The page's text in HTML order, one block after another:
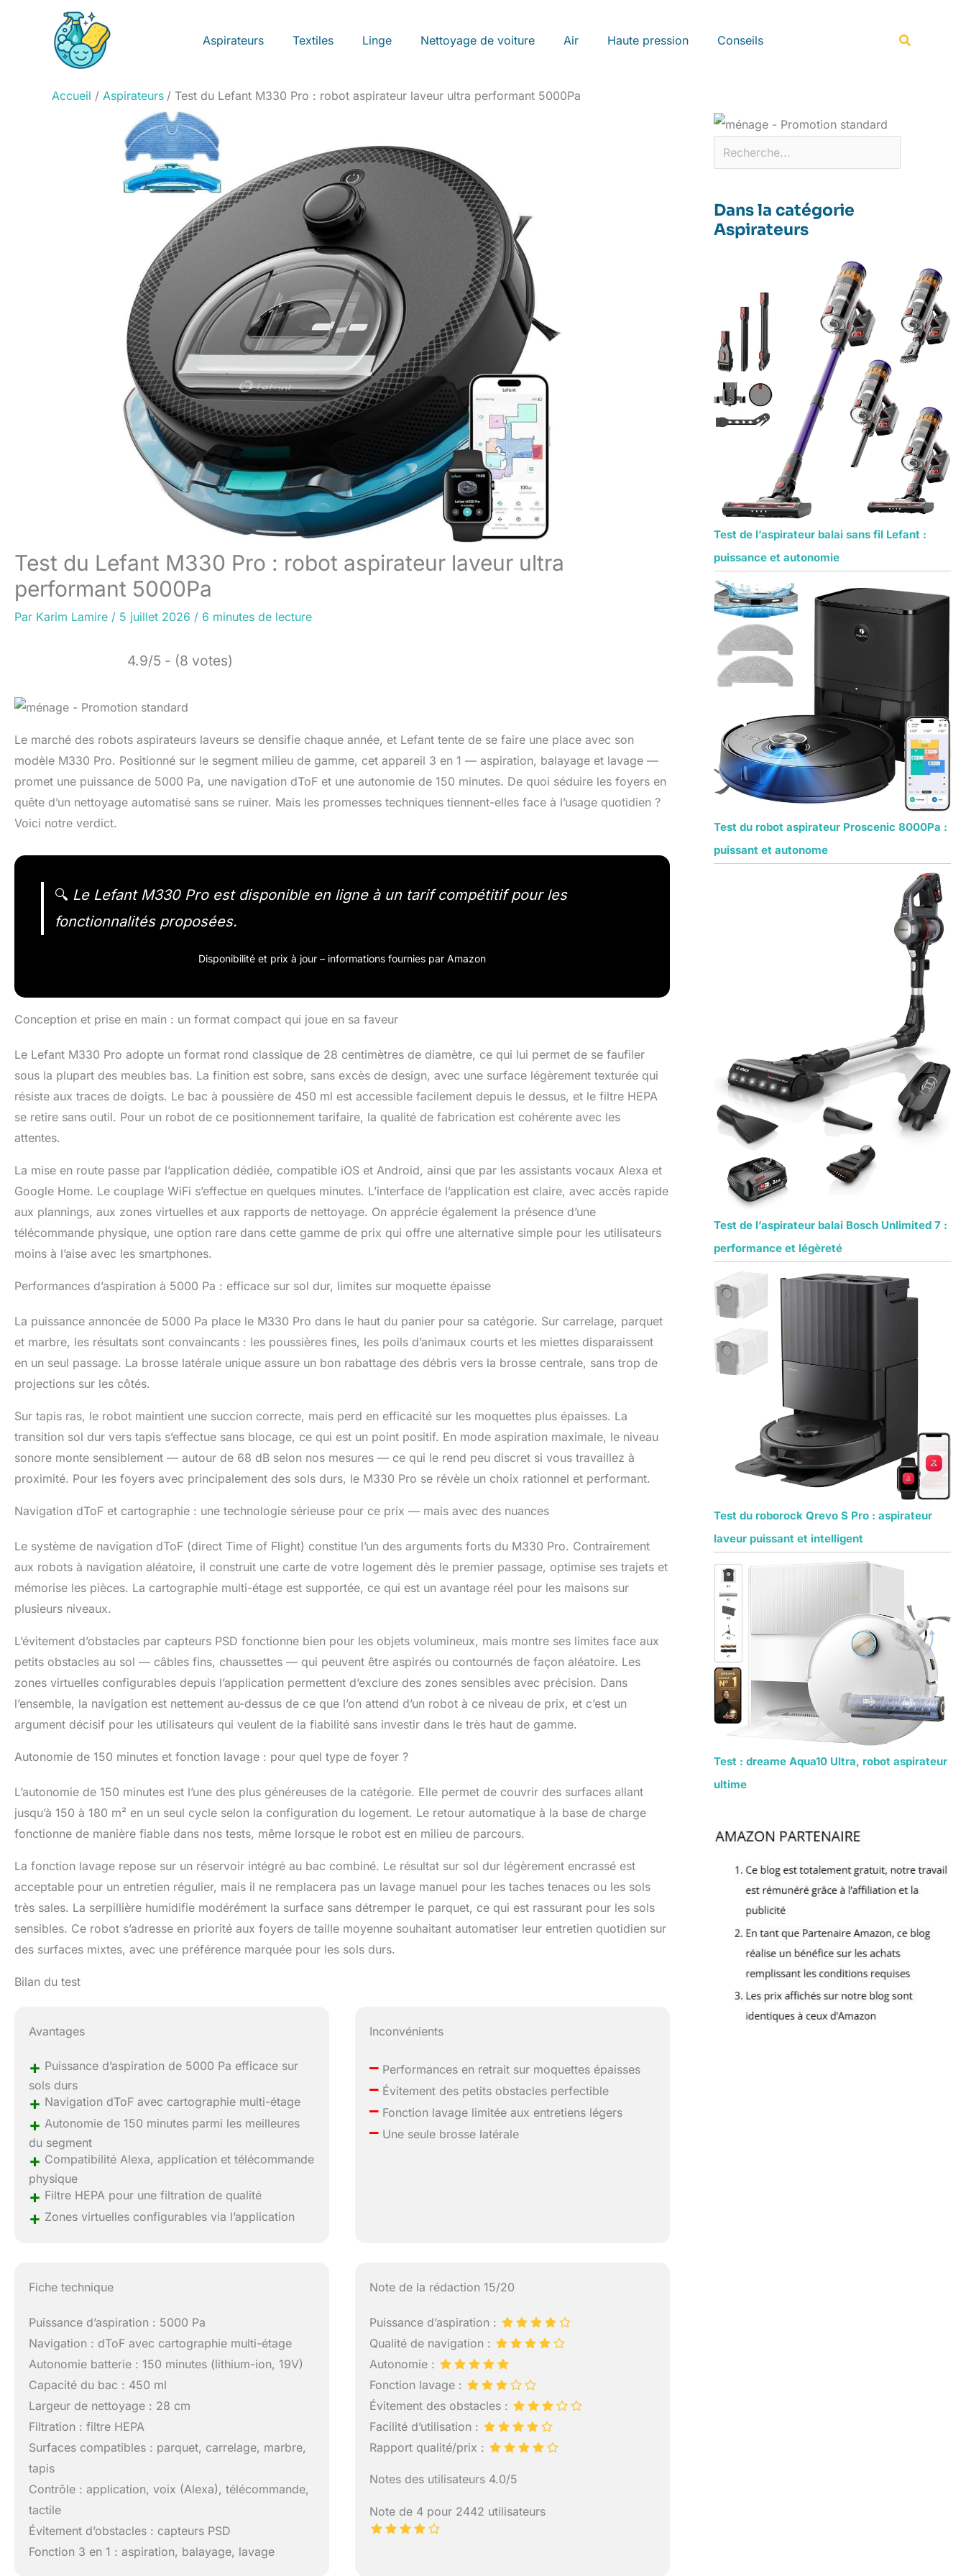
Aspirateurs Textiles Linge Nettoyage de voiture Air Haute pression Conseils
Accueil Aspirateurs Test du Lefant M330 Pro : robot aspirateur laveur ultra performant 5000Pa
Test du Lefant M330 Pro : robot aspirateur laveur ultra
performant 5000Pa
Par Karim Lamire / 5 juillet 2026 / 6 minutes de lecture
4.9/5 - (8 votes)
Le marché des robots aspirateurs laveurs se densifie chaque année, et Lefant tente de se faire une place avec son
modèle M330 Pro. Positionné sur le segment milieu de gamme, cet appareil 3 en 1 — aspiration, balayage et lavage —
promet une puissance de 5000 Pa, une navigation dToF et une autonomie de 150 minutes. De quoi séduire les foyers en
quête d’un nettoyage automatisé sans se ruiner. Mais les promesses techniques tiennent-elles face à l’usage quotidien ?
Voici notre verdict.
🔍 Le Lefant M330 Pro est disponible en ligne à un tarif compétitif pour les
fonctionnalités proposées.
Disponibilité et prix à jour – informations fournies par Amazon
Conception et prise en main : un format compact qui joue en sa faveur
Le Lefant M330 Pro adopte un format rond classique de 28 centimètres de diamètre, ce qui lui permet de se faufiler
sous la plupart des meubles bas. La finition est sobre, sans excès de design, avec une surface légèrement texturée qui
résiste aux traces de doigts. Le bac à poussière de 450 ml est accessible facilement depuis le dessus, et le filtre HEPA
se retire sans outil. Pour un robot de ce positionnement tarifaire, la qualité de fabrication est cohérente avec les
attentes.
La mise en route passe par l’application dédiée, compatible iOS et Android, ainsi que par les assistants vocaux Alexa et
Google Home. Le couplage WiFi s’effectue en quelques minutes. L’interface de l’application est claire, avec accès rapide
aux plannings, aux zones virtuelles et aux rapports de nettoyage. On apprécie également la présence d’une
télécommande physique, une option rare dans cette gamme de prix qui offre une alternative simple pour les utilisateurs
moins à l’aise avec les smartphones.
Performances d’aspiration à 5000 Pa : efficace sur sol dur, limites sur moquette épaisse
La puissance annoncée de 5000 Pa place le M330 Pro dans le haut du panier pour sa catégorie. Sur carrelage, parquet
et marbre, les résultats sont convaincants : les poussières fines, les poils d’animaux courts et les miettes disparaissent
en un seul passage. La brosse latérale unique assure un bon rabattage des débris vers la brosse centrale, sans trop de
projections sur les côtés.
Sur tapis ras, le robot maintient une succion correcte, mais perd en efficacité sur les moquettes plus épaisses. La
transition sol dur vers tapis s’effectue sans blocage, ce qui est un point positif. En mode aspiration maximale, le niveau
sonore monte sensiblement — autour de 68 dB selon nos mesures — ce qui le rend peu discret si vous travaillez à
proximité. Pour les foyers avec principalement des sols durs, le M330 Pro se révèle un choix rationnel et performant.
Navigation dToF et cartographie : une technologie sérieuse pour ce prix — mais avec des nuances
Le système de navigation dToF (direct Time of Flight) constitue l’un des arguments forts du M330 Pro. Contrairement
aux robots à navigation aléatoire, il construit une carte de votre logement dès le premier passage, optimise ses trajets et
mémorise les pièces. La cartographie multi-étage est supportée, ce qui est un avantage réel pour les maisons sur
plusieurs niveaux.
L’évitement d’obstacles par capteurs PSD fonctionne bien pour les objets volumineux, mais montre ses limites face aux
petits obstacles au sol — câbles fins, chaussettes — qui peuvent être aspirés ou contournés de façon aléatoire. Les
zones virtuelles configurables depuis l’application permettent d’exclure des zones sensibles avec précision. Dans
l’ensemble, la navigation est nettement au-dessus de ce que l’on attend d’un robot à ce niveau de prix, et c’est un
argument décisif pour les utilisateurs qui veulent de la fiabilité sans investir dans le très haut de gamme.
Autonomie de 150 minutes et fonction lavage : pour quel type de foyer ?
L’autonomie de 150 minutes est l’une des plus généreuses de la catégorie. Elle permet de couvrir des surfaces allant
jusqu’à 150 à 180 m² en un seul cycle selon la configuration du logement. Le retour automatique à la base de charge
fonctionne de manière fiable dans nos tests, même lorsque le robot est en milieu de parcours.
La fonction lavage repose sur un réservoir intégré au bac combiné. Le résultat sur sol dur légèrement encrassé est
acceptable pour un entretien régulier, mais il ne remplacera pas un lavage manuel pour les taches tenaces ou les sols
très sales. La serpillière humidifie modérément la surface sans détremper le parquet, ce qui est rassurant pour les sols
sensibles. Ce robot s’adresse en priorité aux foyers de taille moyenne souhaitant automatiser leur entretien quotidien sur
des surfaces mixtes, avec une préférence marquée pour les sols durs.
Bilan du test
Avantages
+ Puissance d’aspiration de 5000 Pa efficace sur
sols durs
+ Navigation dToF avec cartographie multi-étage
+ Autonomie de 150 minutes parmi les meilleures
du segment
+ Compatibilité Alexa, application et télécommande
physique
+ Filtre HEPA pour une filtration de qualité
+ Zones virtuelles configurables via l’application
Inconvénients
– Performances en retrait sur moquettes épaisses
– Évitement des petits obstacles perfectible
– Fonction lavage limitée aux entretiens légers
– Une seule brosse latérale
Fiche technique
Puissance d’aspiration : 5000 Pa
Navigation : dToF avec cartographie multi-étage
Autonomie batterie : 150 minutes (lithium-ion, 19V)
Capacité du bac : 450 ml
Largeur de nettoyage : 28 cm
Filtration : filtre HEPA
Surfaces compatibles : parquet, carrelage, marbre,
tapis
Contrôle : application, voix (Alexa), télécommande,
tactile
Évitement d’obstacles : capteurs PSD
Fonction 3 en 1 : aspiration, balayage, lavage
Note de la rédaction 15/20
Puissance d’aspiration :
Qualité de navigation :
Autonomie :
Fonction lavage :
Évitement des obstacles :
Facilité d’utilisation :
Rapport qualité/prix :
Notes des utilisateurs 4.0/5
Note de 4 pour 2442 utilisateurs
Dans la catégorie
Aspirateurs
Test de l’aspirateur balai sans fil Lefant :
puissance et autonomie
Test du robot aspirateur Proscenic 8000Pa :
puissant et autonome
Test de l’aspirateur balai Bosch Unlimited 7 :
performance et légèreté
Test du roborock Qrevo S Pro : aspirateur
laveur puissant et intelligent
Test : dreame Aqua10 Ultra, robot aspirateur
ultime